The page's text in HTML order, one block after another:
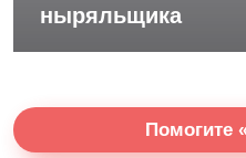
ныряльщика
Помогите